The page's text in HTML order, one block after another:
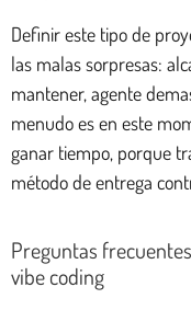
Definir este tipo de
las malas sorpresas:
mantener, agente
menudo es en este
ganar tiempo, porque
método de entrega
Preguntas
vibe coding